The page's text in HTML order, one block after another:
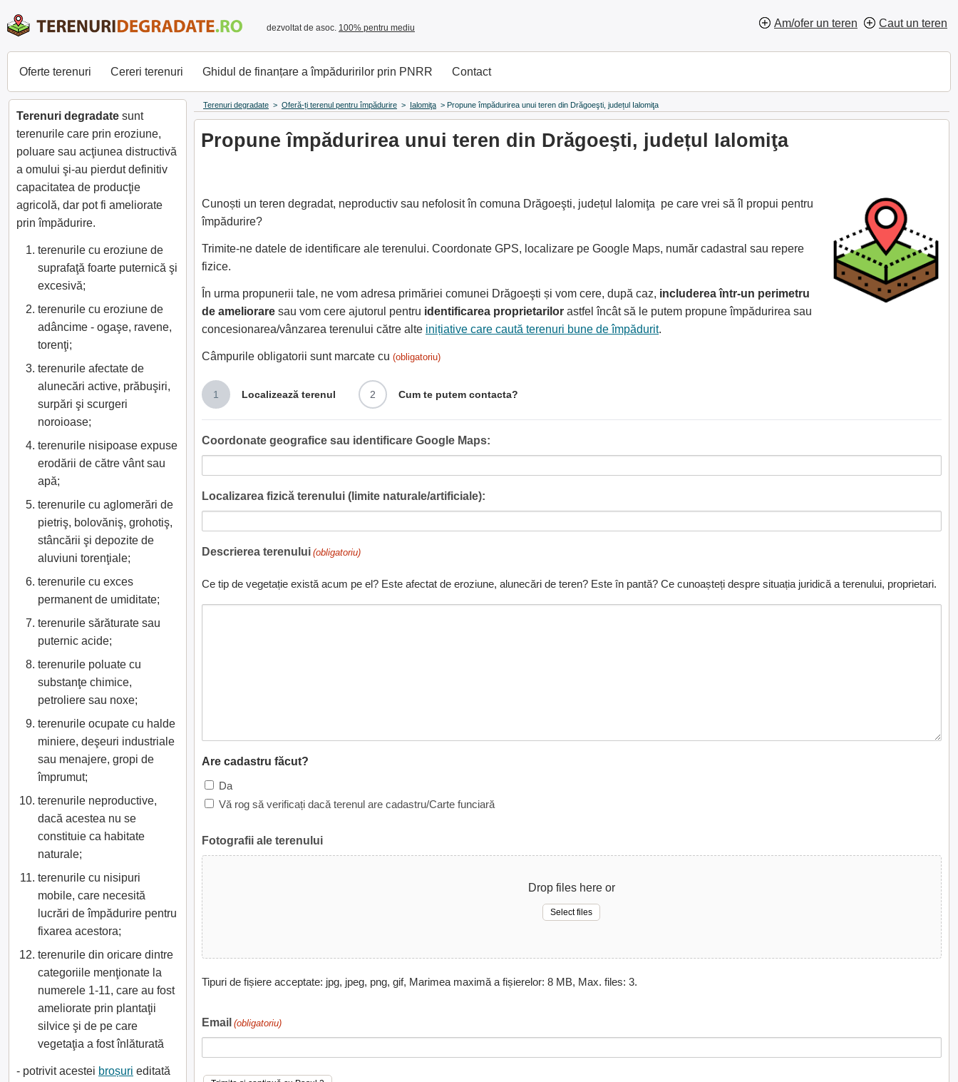
dezvoltat de asoc. 100% pentru mediu Am/ofer un teren Caut un teren
Oferte terenuri Cereri terenuri Ghidul de finanțare a împăduririlor prin PNRR Contact
Terenuri degradate > Oferă-ți terenul pentru împădurire > Ialomiţa > Propune împădurirea unui teren din Drăgoeşti, județul Ialomiţa
Propune împădurirea unui teren din Drăgoeşti, județul Ialomiţa
Cunoști un teren degradat, neproductiv sau nefolosit în comuna Drăgoeşti, județul Ialomiţa pe care vrei să îl propui pentru
împădurire?
Trimite-ne datele de identificare ale terenului. Coordonate GPS, localizare pe Google Maps, număr cadastral sau repere
fizice.
În urma propunerii tale, ne vom adresa primăriei comunei Drăgoeşti și vom cere, după caz, includerea într-un perimetru
de ameliorare sau vom cere ajutorul pentru identificarea proprietarilor astfel încât să le putem propune împădurirea sau
concesionarea/vânzarea terenului către alte inițiative care caută terenuri bune de împădurit.
Câmpurile obligatorii sunt marcate cu (obligatoriu)
1 Localizează terenul 2 Cum te putem contacta?
Coordonate geografice sau identificare Google Maps:
Localizarea fizică terenului (limite naturale/artificiale):
Descrierea terenului (obligatoriu)
Ce tip de vegetație există acum pe el? Este afectat de eroziune, alunecări de teren? Este în pantă? Ce cunoașteți despre situația juridică a terenului, proprietari.
Are cadastru făcut?
Da
Vă rog să verificați dacă terenul are cadastru/Carte funciară
Fotografii ale terenului
Drop files here or
Select files
Tipuri de fișiere acceptate: jpg, jpeg, png, gif, Marimea maximă a fișierelor: 8 MB, Max. files: 3.
Email (obligatoriu)
Terenuri degradate sunt
terenurile care prin eroziune,
poluare sau acţiunea distructivă
a omului şi-au pierdut definitiv
capacitatea de producţie
agricolă, dar pot fi ameliorate
prin împădurire.
terenurile cu eroziune de
suprafaţă foarte puternică şi
excesivă;
terenurile cu eroziune de
adâncime - ogaşe, ravene,
torenţi;
terenurile afectate de
alunecări active, prăbuşiri,
surpări şi scurgeri
noroioase;
terenurile nisipoase expuse
erodării de către vânt sau
apă;
terenurile cu aglomerări de
pietriş, bolovăniş, grohotiş,
stâncării şi depozite de
aluviuni torenţiale;
terenurile cu exces
permanent de umiditate;
terenurile sărăturate sau
puternic acide;
terenurile poluate cu
substanţe chimice,
petroliere sau noxe;
terenurile ocupate cu halde
miniere, deşeuri industriale
sau menajere, gropi de
împrumut;
terenurile neproductive,
dacă acestea nu se
constituie ca habitate
naturale;
terenurile cu nisipuri
mobile, care necesită
lucrări de împădurire pentru
fixarea acestora;
terenurile din oricare dintre
categoriile menţionate la
numerele 1-11, care au fost
ameliorate prin plantaţii
silvice şi de pe care
vegetaţia a fost înlăturată
- potrivit acestei broșuri editată